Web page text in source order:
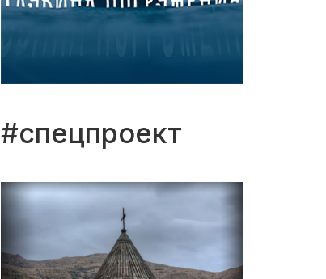
#спецпроект